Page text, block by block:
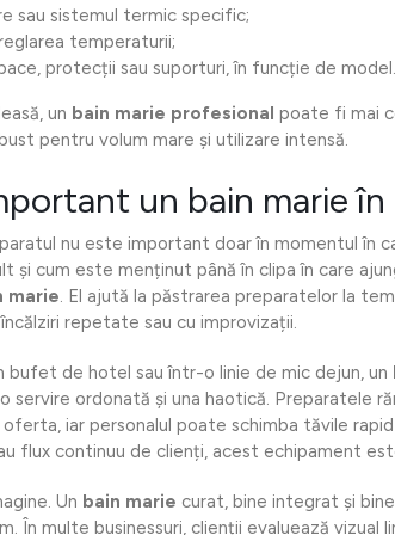
sau sistemul termic specific;
temperaturii;
protecții sau suporturi, în funcție de model.
un bain marie profesional poate fi mai
pentru volum mare și utilizare intensă.
un bain marie în
nu este important doar în momentul în
și cum este menținut până în clipa în care
marie. El ajută la păstrarea preparatelor la
repetate sau cu improvizații.
de hotel sau într-o linie de mic dejun, un
servire ordonată și una haotică. Preparatele
iar personalul poate schimba tăvile
flux continuu de clienți, acest echipament
Un bain marie curat, bine integrat și
În multe businessuri, clienții evaluează vizual